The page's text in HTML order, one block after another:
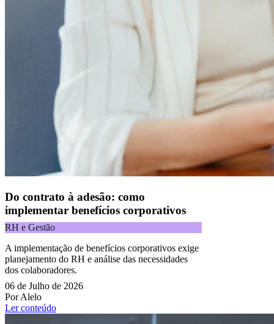
Do contrato à adesão: como
implementar benefícios corporativos
RH e Gestão
A implementação de benefícios corporativos exige
planejamento do RH e análise das necessidades
dos colaboradores.
06 de Julho de 2026
Por Alelo
Ler conteúdo